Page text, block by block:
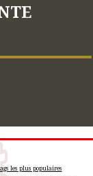
les plus populaires